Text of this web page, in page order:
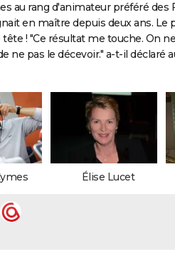
au rang d'animateur préféré des
en maître depuis deux ans. Le
! "Ce résultat me touche. On
ne pas le décevoir." a-t-il déclaré
Élise Lucet